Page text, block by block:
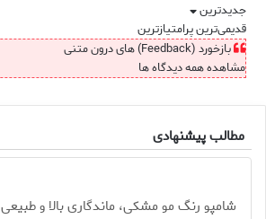
جدیدترین
قدیمی‌ترینپرامتیازترین
بازخورد (Feedback) های درون متنی
مشاهده همه دیدگاه ها
مطالب پیشنهادی
شامپو رنگ مو مشکی، ماندگاری بالا و طبیعی